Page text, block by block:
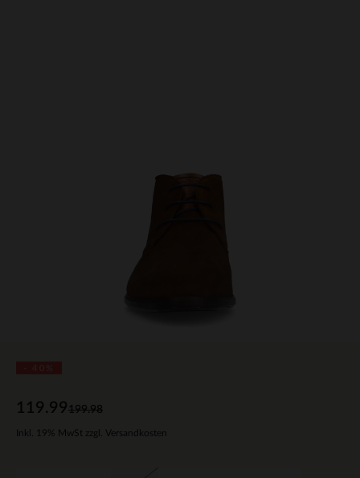
199.98
119.99
Inkl. 19% MwSt zzgl. Versandkosten